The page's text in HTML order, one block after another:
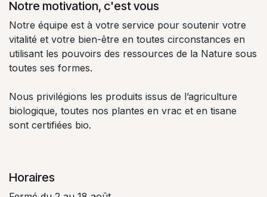
Notre motivation, c'est vous
Notre équipe est à votre service pour soutenir votre
vitalité et votre bien-être en toutes circonstances en
utilisant les pouvoirs des ressources de la Nature sous
toutes ses formes.
Nous privilégions les produits issus de l’agriculture
biologique, toutes nos plantes en vrac et en tisane
sont certifiées bio.
Horaires